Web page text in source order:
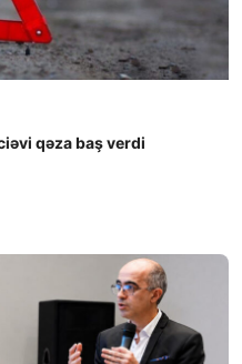
qəza baş verdi